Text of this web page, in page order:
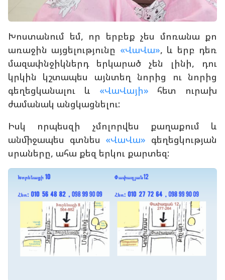
Խոստանում եմ, որ երբեք չես մոռանա քո
առաջին այցելությունը «ՎաՎա», և երբ դեռ
մազափնջիկներդ երկարած չեն լինի, դու
կրկին կշտապես այնտեղ նորից ու նորից
գեղեցկանալու և «ՎաՎայի» հետ ուրախ
ժամանակ անցկացնելու:
Իսկ որպեսզի չմոլորվես քաղաքում և
անմիջապես գտնես «ՎաՎա» գեղեցկության
սրաները, ահա քեզ երկու քարտեզ: